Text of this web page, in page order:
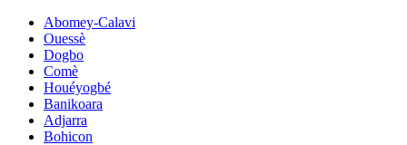
Abomey-Calavi
Ouessè
Dogbo
Comè
Houéyogbé
Banikoara
Adjarra
Bohicon